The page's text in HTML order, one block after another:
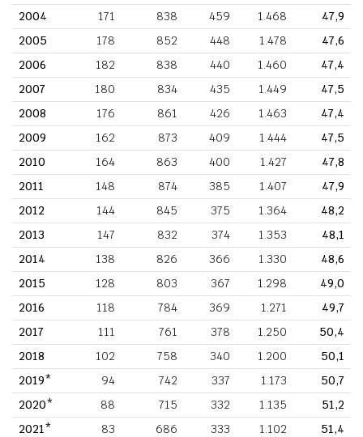
2004
171 838 459 1.468
47,9
2005
178 852 448 1.478
47,6
2006
182 838 440 1.460
47,4
2007
180 834 435 1.449
47,5
2008
176 861 426 1.463
47,4
2009
162 873 409 1.444
47,5
2010
164 863 400 1.427
47,8
2011
148 874 385 1.407
47,9
2012
144 845 375 1.364
48,2
2013
147 832 374 1.353
48,1
2014
138 826 366 1.330
48,6
2015
128 803 367 1.298
49,0
2016
118 784 369 1.271
49,7
2017
111 761 378 1.250
50,4
2018
102 758 340 1.200
50,1
2019*
94 742 337 1.173
50,7
2020*
88 715 332 1.135
51,2
2021*
83 686 333 1.102
51,4